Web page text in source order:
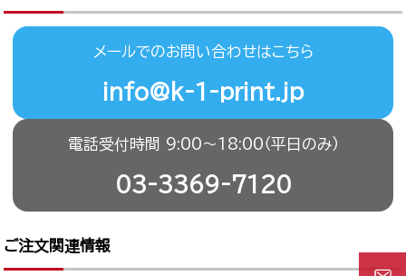
メールでのお問い合わせはこちら
info@k-1-print.jp
電話受付時間 9:00〜18:00（平日のみ）
03-3369-7120
ご注文関連情報